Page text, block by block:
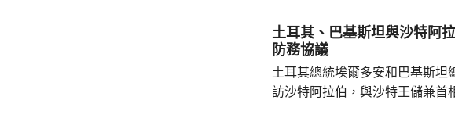
當局。 報道指，涉事無人機在一架烏克蘭安東
諾夫運輸機附近被發現，檢察官
查。德國政府發言人表示，總理
土耳其、巴基斯坦與沙特阿
防務協議
土耳其總統埃爾多安和巴基斯坦
訪沙特阿拉伯，與沙特王儲兼首